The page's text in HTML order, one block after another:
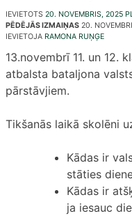
IEVIETOTS 20. NOVEMBRIS, 2025
PĒDĒJĀS IZMAIŅAS 20.
IEVIETOJA RAMONA RUŅĢE
13.novembrī 11. un 12.
atbalsta bataljona
pārstāvjiem.
Tikšanās laikā skolēni
Kādas ir
stāties
Kādas ir
ja iesauc